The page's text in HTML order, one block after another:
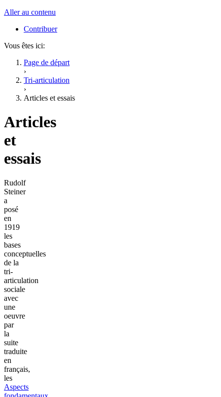
Aller au contenu
Contribuer
Vous êtes ici:
Page de départ
›
Tri-articulation
›
Articles et essais
Articles
et
essais
Rudolf
Steiner
a
posé
en
1919
les
bases
conceptuelles
de la
tri-
articulation
sociale
avec
une
oeuvre
par
la
suite
traduite
en
français,
les
Aspects